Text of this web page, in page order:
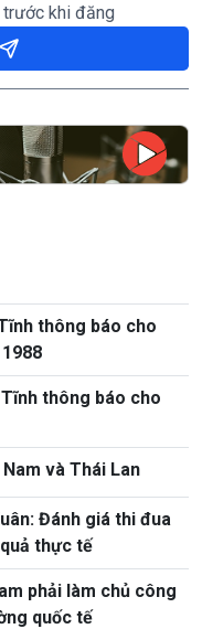
khi đăng
thông báo cho
thông báo cho
và Thái Lan
Đánh giá thi đua
thực tế
phải làm chủ công
quốc tế